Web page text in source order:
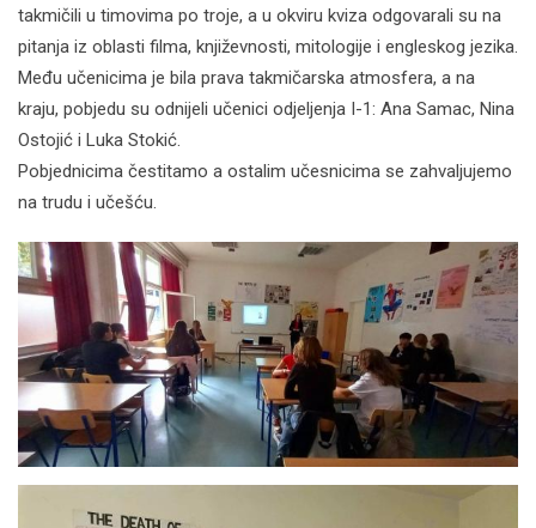
takmičili u timovima po troje, a u okviru kviza odgovarali su na
pitanja iz oblasti filma, književnosti, mitologije i engleskog jezika.
Među učenicima je bila prava takmičarska atmosfera, a na
kraju, pobjedu su odnijeli učenici odjeljenja I-1: Ana Samac, Nina
Ostojić i Luka Stokić.
Pobjednicima čestitamo a ostalim učesnicima se zahvaljujemo
na trudu i učešću.